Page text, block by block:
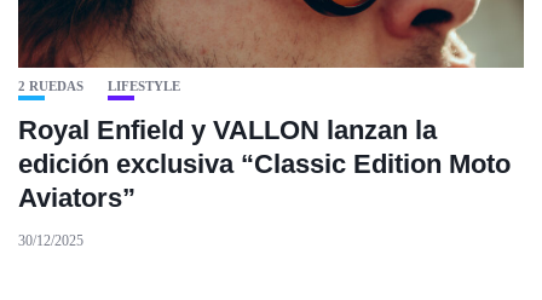
2 RUEDAS LIFESTYLE
Royal Enfield y VALLON lanzan la
edición exclusiva “Classic Edition Moto
Aviators”
30/12/2025